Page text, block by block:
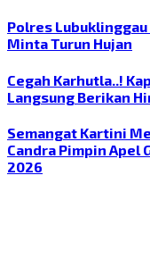
Polres
Minta Turun Hujan
Cegah Karhutla..!
Langsung Berikan
Semangat Kartini
Candra Pimpin Apel
2026